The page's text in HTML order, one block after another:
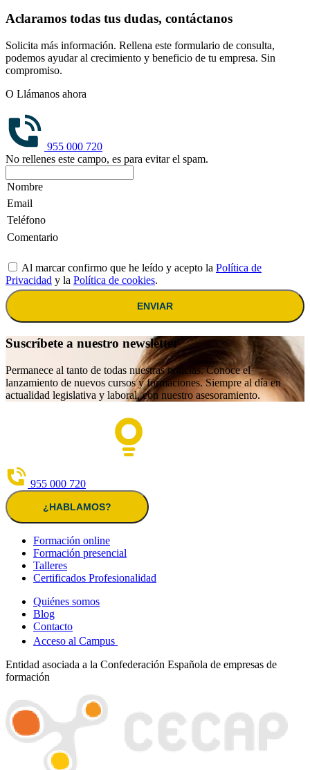
Aclaramos todas tus dudas, contáctanos
Solicita más información. Rellena este formulario de consulta,
podemos ayudar al crecimiento y beneficio de tu empresa. Sin
compromiso.
O Llámanos ahora
955 000 720
No rellenes este campo, es para evitar el spam.
Al marcar confirmo que he leído y acepto la Política de
Privacidad y la Política de cookies.
ENVIAR
Suscríbete a nuestro newsletter
Permanece al tanto de todas nuestras noticias. Conoce el
lanzamiento de nuevos cursos y formaciones. Siempre al día en
actualidad legislativa y laboral, con nuestro asesoramiento.
955 000 720
¿HABLAMOS?
Formación online
Formación presencial
Talleres
Certificados Profesionalidad
Quiénes somos
Blog
Contacto
Acceso al Campus
Entidad asociada a la Confederación Española de empresas de
formación